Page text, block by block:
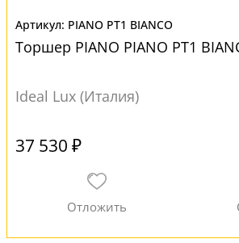
PIANO PT1 BIANCO
Торшер PIANO PIANO PT1
Ideal Lux (Италия)
37 530 ₽